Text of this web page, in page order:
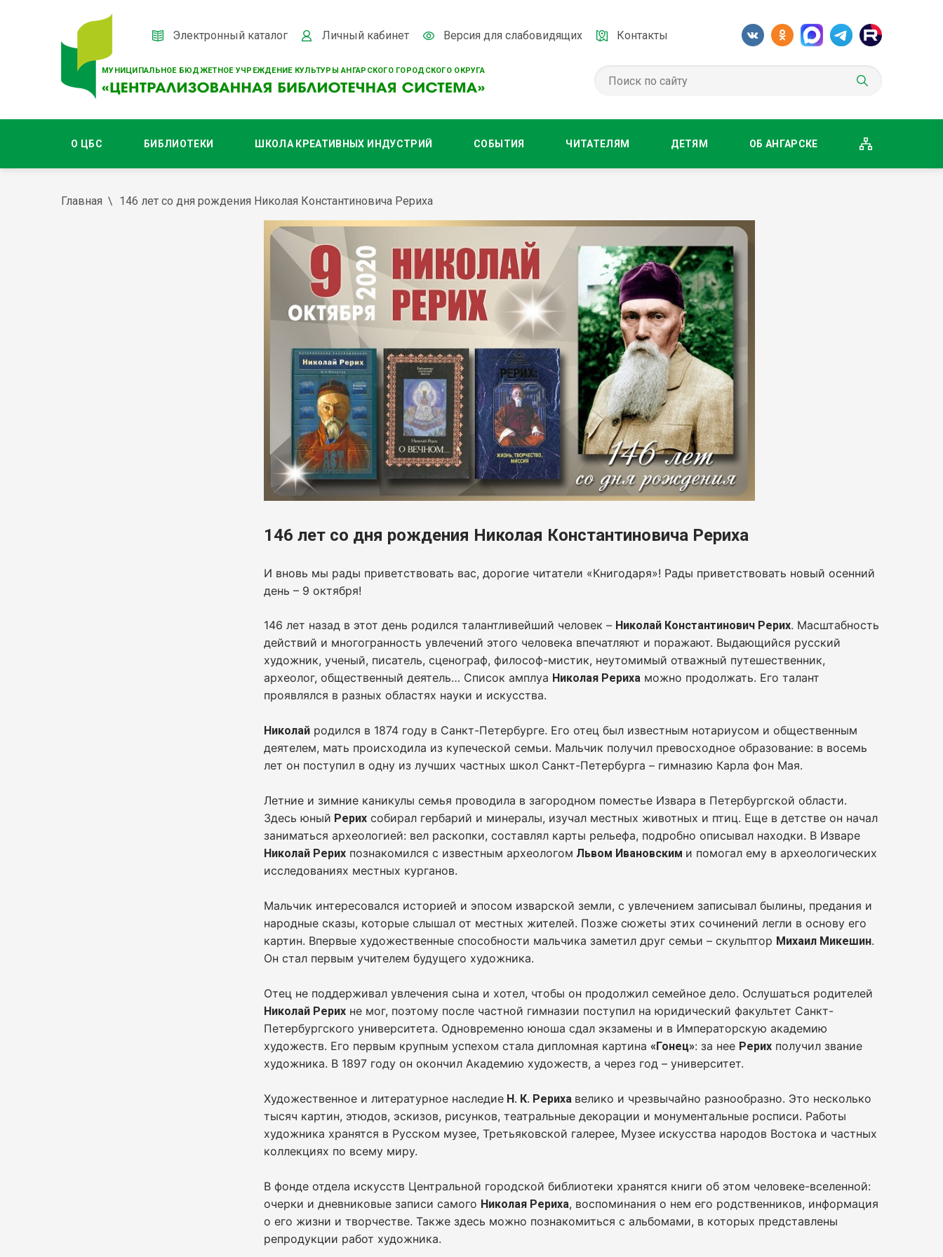
МУНИЦИПАЛЬНОЕ БЮДЖЕТНОЕ УЧРЕЖДЕНИЕ КУЛЬТУРЫ АНГАРСКОГО ГОРОДСКОГО ОКРУГА
Электронный каталог Личный кабинет Версия для слабовидящих Контакты
О ЦБС БИБЛИОТЕКИ ШКОЛА КРЕАТИВНЫХ ИНДУСТРИЙ СОБЫТИЯ ЧИТАТЕЛЯМ ДЕТЯМ ОБ АНГАРСКЕ
Главная 146 лет со дня рождения Николая Константиновича Рериха
146 лет со дня рождения Николая Константиновича Рериха
И вновь мы рады приветствовать вас, дорогие читатели «Книгодаря»! Рады приветствовать новый осенний
день – 9 октября!
146 лет назад в этот день родился талантливейший человек – Николай Константинович Рерих. Масштабность
действий и многогранность увлечений этого человека впечатляют и поражают. Выдающийся русский
художник, ученый, писатель, сценограф, философ-мистик, неутомимый отважный путешественник,
археолог, общественный деятель… Список амплуа Николая Рериха можно продолжать. Его талант
проявлялся в разных областях науки и искусства.
Николай родился в 1874 году в Санкт-Петербурге. Его отец был известным нотариусом и общественным
деятелем, мать происходила из купеческой семьи. Мальчик получил превосходное образование: в восемь
лет он поступил в одну из лучших частных школ Санкт-Петербурга – гимназию Карла фон Мая.
Летние и зимние каникулы семья проводила в загородном поместье Извара в Петербургской области.
Здесь юный Рерих собирал гербарий и минералы, изучал местных животных и птиц. Еще в детстве он начал
заниматься археологией: вел раскопки, составлял карты рельефа, подробно описывал находки. В Изваре
Николай Рерих познакомился с известным археологом Львом Ивановским и помогал ему в археологических
исследованиях местных курганов.
Мальчик интересовался историей и эпосом изварской земли, с увлечением записывал былины, предания и
народные сказы, которые слышал от местных жителей. Позже сюжеты этих сочинений легли в основу его
картин. Впервые художественные способности мальчика заметил друг семьи – скульптор Михаил Микешин.
Он стал первым учителем будущего художника.
Отец не поддерживал увлечения сына и хотел, чтобы он продолжил семейное дело. Ослушаться родителей
Николай Рерих не мог, поэтому после частной гимназии поступил на юридический факультет Санкт-
Петербургского университета. Одновременно юноша сдал экзамены и в Императорскую академию
художеств. Его первым крупным успехом стала дипломная картина«Гонец»: за нее Рерих получил звание
художника. В 1897 году он окончил Академию художеств, а через год – университет.
Художественное и литературное наследие Н. К. Рериха велико и чрезвычайно разнообразно. Это несколько
тысяч картин, этюдов, эскизов, рисунков, театральные декорации и монументальные росписи. Работы
художника хранятся в Русском музее, Третьяковской галерее, Музее искусства народов Востока и частных
коллекциях по всему миру.
В фонде отдела искусств Центральной городской библиотеки хранятся книги об этом человеке-вселенной:
очерки и дневниковые записи самого Николая Рериха, воспоминания о нем его родственников, информация
о его жизни и творчестве. Также здесь можно познакомиться с альбомами, в которых представлены
репродукции работ художника.